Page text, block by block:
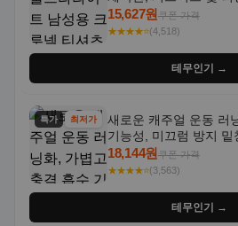
통기성 좋은 수분 흡수
15,627원쿠폰 가격
★★★★⭐(4,518)
테무인기 →
특가 최저가
새로운 캐주얼 운동 러
기능성, 미끄럼 방지 밑
이트, 퍼플 그라데이션
18,144원쿠폰 가격
★★★★⭐(3,563)
테무인기 →